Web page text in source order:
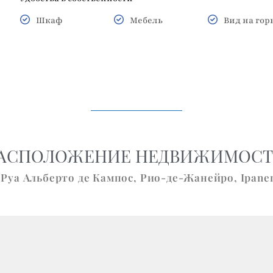
Шкаф
Мебель Вид на
Альберто де Кампос, Рио-де-Жанейро,